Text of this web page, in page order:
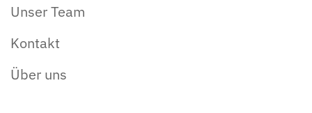
Unser Team
Kontakt
Über uns